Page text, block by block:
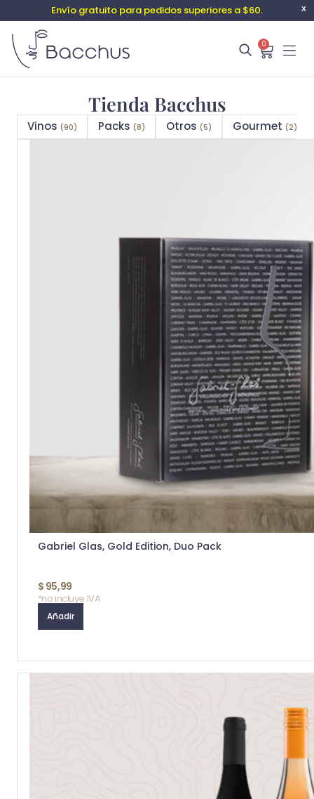
X
Envío gratuito para pedidos superiores a $60.
0
Tienda Bacchus
Vinos (90) Packs (8) Otros (5) Gourmet (2)
Gabriel Glas, Gold Edition, Duo Pack
$ 95,99
*no incluye IVA
Añadir